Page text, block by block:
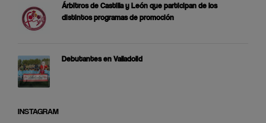
Árbitros de Castilla y León que participan de los
distintos programas de promoción
Debutantes en Valladolid
INSTAGRAM